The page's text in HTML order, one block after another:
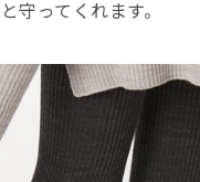
守ってくれます。